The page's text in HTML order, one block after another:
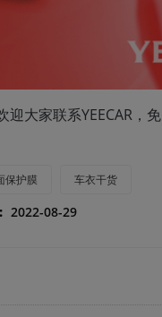
迎大家联系YEECAR，
保护膜 车衣干货
2022-08-29